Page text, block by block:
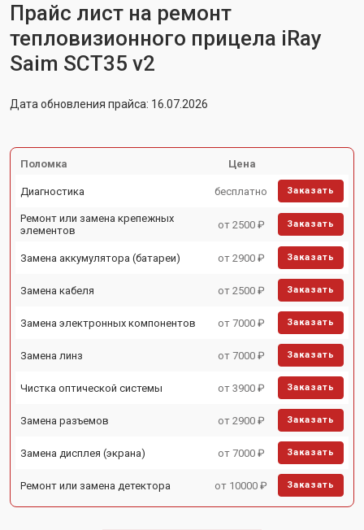
Прайс лист на ремонт
тепловизионного прицела iRay
Saim SCT35 v2
Дата обновления прайса: 16.07.2026
Поломка Цена
Диагностика бесплатно Заказать
Ремонт или замена крепежных
элементов
от 2500 ₽ Заказать
Замена аккумулятора (батареи) от 2900 ₽ Заказать
Замена кабеля от 2500 ₽ Заказать
Замена электронных компонентов от 7000 ₽ Заказать
Замена линз от 7000 ₽ Заказать
Чистка оптической системы от 3900 ₽ Заказать
Замена разъемов от 2900 ₽ Заказать
Замена дисплея (экрана) от 7000 ₽ Заказать
Ремонт или замена детектора от 10000 ₽ Заказать